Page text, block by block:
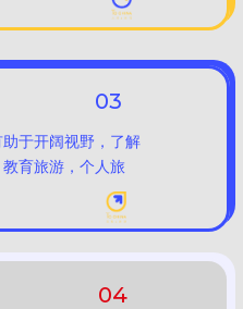
于开阔视野，了解
育旅游，个人旅
03
04